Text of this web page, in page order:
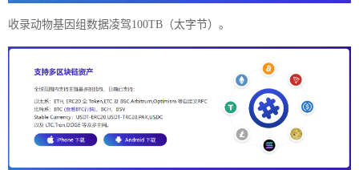
收录动物基因组数据凌驾100TB（太字节）。